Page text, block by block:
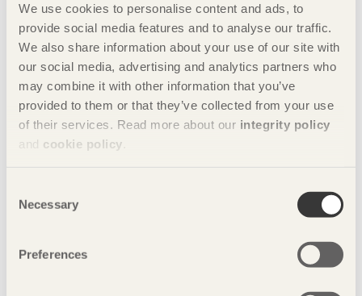
We use cookies to personalise content and ads, to
provide social media features and to analyse our traffic.
We also share information about your use of our site with
our social media, advertising and analytics partners who
may combine it with other information that you’ve
provided to them or that they’ve collected from your use
of their services. Read more about our integrity policy
and cookie policy
Selection
Necessary
Preferences
På spåret
Varbergs nya station har tagit plats som ett samtida
kustlandmärke.